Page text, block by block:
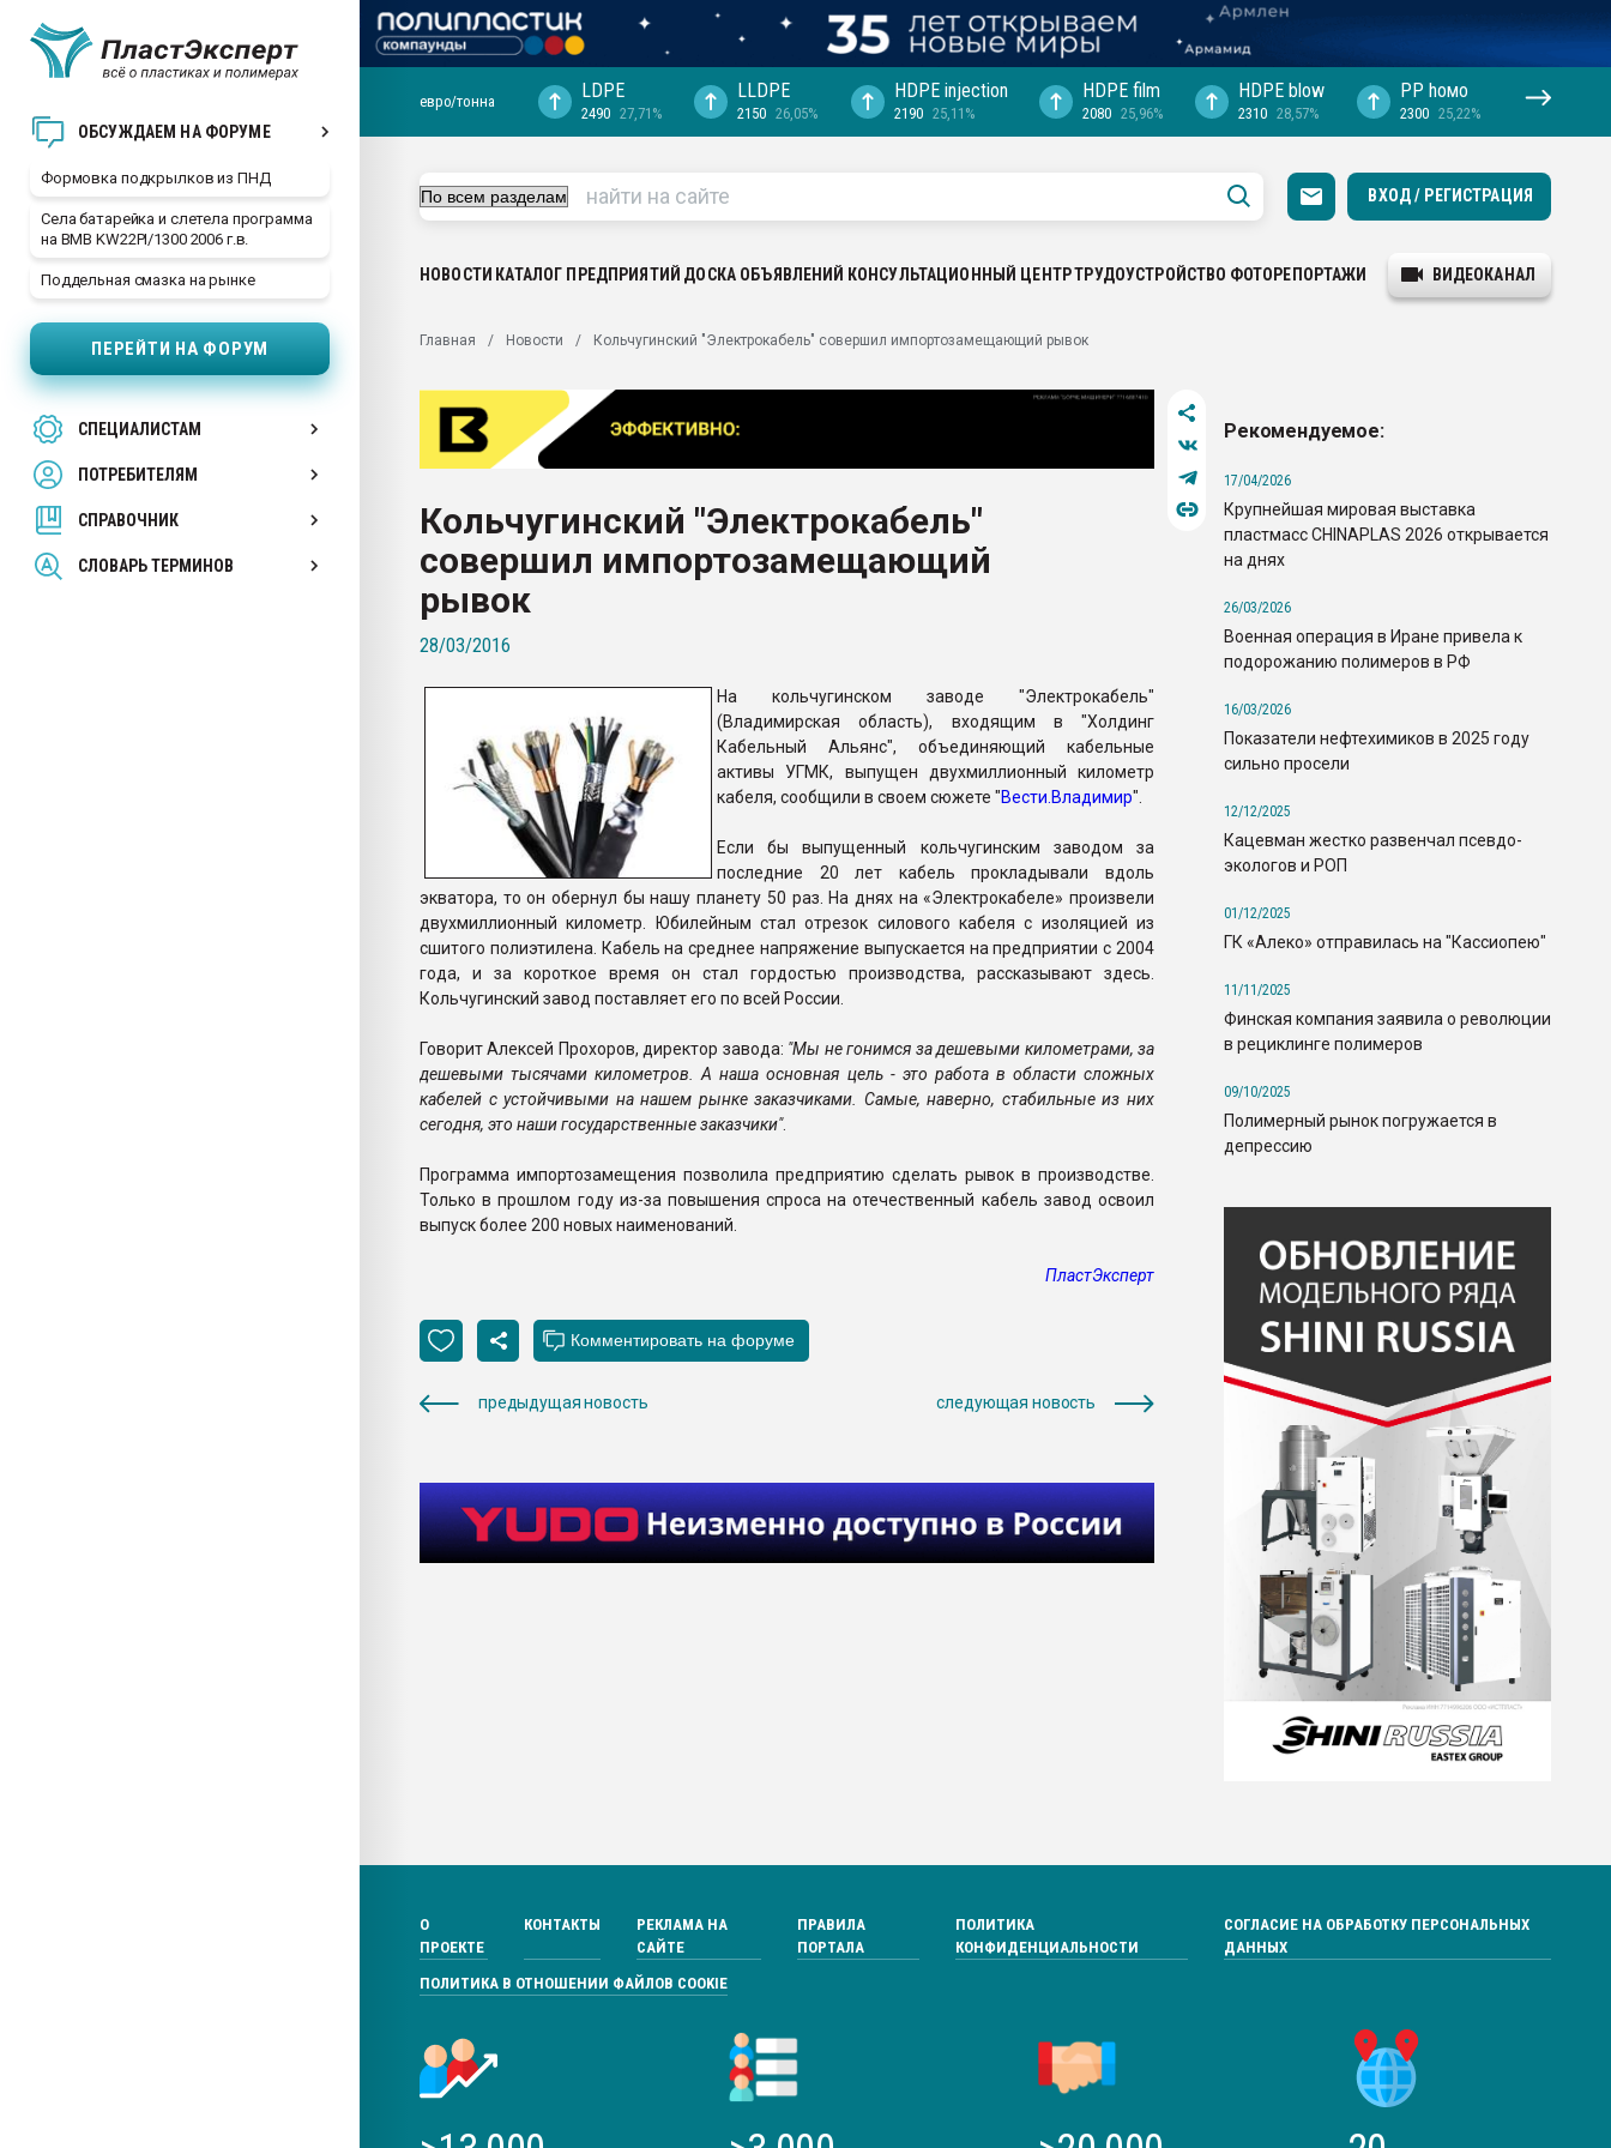
ОБСУЖДАЕМ НА ФОРУМЕ
Формовка подкрылков из ПНД
Села батарейка и слетела программа
на BMB KW22PI/1300 2006 г.в.
Поддельная смазка на рынке
ПЕРЕЙТИ НА ФОРУМ
СПЕЦИАЛИСТАМ
ПОТРЕБИТЕЛЯМ
СПРАВОЧНИК
СЛОВАРЬ ТЕРМИНОВ
29.07.2026 ФРП помог "Ижевскому
Вакуум-формовочные машины:
28.07.2026 Автоматизация выходит на
первый план в переработке
пластмасс
ситуацией на строительном рынке
Всё, что касается выдува ПЭТ
бутылок
ПЕРЕЙТИ НА ФОРУМ
евро/тонна LDPE
2490 27,71%
LLDPE
2150 26,05%
HDPE injection
2190 25,11%
HDPE film
2080 25,96%
HDPE blow
2310 28,57%
PP hомо
2300 25,22%
ВХОД / РЕГИСТРАЦИЯ
НОВОСТИ КАТАЛОГ ПРЕДПРИЯТИЙ ДОСКА ОБЪЯВЛЕНИЙ КОНСУЛЬТАЦИОННЫЙ ЦЕНТРТРУДОУСТРОЙСТВО ФОТОРЕПОРТАЖИ ВИДЕОКАНАЛ
Главная Новости Кольчугинский "Электрокабель" совершил импортозамещающий рывок
Кольчугинский "Электрокабель"
совершил импортозамещающий
рывок
28/03/2016
На кольчугинском заводе "Электрокабель"
(Владимирская область), входящим в "Холдинг
Кабельный Альянс", объединяющий кабельные
активы УГМК, выпущен двухмиллионный километр
кабеля, сообщили в своем сюжете "Вести.Владимир".
Если бы выпущенный кольчугинским заводом за
последние 20 лет кабель прокладывали вдоль
экватора, то он обернул бы нашу планету 50 раз. На днях на «Электрокабеле» произвели
двухмиллионный километр. Юбилейным стал отрезок силового кабеля с изоляцией из
сшитого полиэтилена. Кабель на среднее напряжение выпускается на предприятии с 2004
года, и за короткое время он стал гордостью производства, рассказывают здесь.
Кольчугинский завод поставляет его по всей России.
Говорит Алексей Прохоров, директор завода: "Мы не гонимся за дешевыми километрами, за
дешевыми тысячами километров. А наша основная цель - это работа в области сложных
кабелей с устойчивыми на нашем рынке заказчиками. Самые, наверно, стабильные из них
сегодня, это наши государственные заказчики".
Программа импортозамещения позволила предприятию сделать рывок в производстве.
Только в прошлом году из-за повышения спроса на отечественный кабель завод освоил
выпуск более 200 новых наименований.
ПластЭксперт
предыдущая новость следующая новость
Рекомендуемое:
17/04/2026
Крупнейшая мировая выставка
пластмасс CHINAPLAS 2026 открывается
на днях
26/03/2026
Военная операция в Иране привела к
подорожанию полимеров в РФ
16/03/2026
Показатели нефтехимиков в 2025 году
сильно просели
12/12/2025
Кацевман жестко развенчал псевдо-
экологов и РОП
01/12/2025
ГК «Алеко» отправилась на "Кассиопею"
11/11/2025
Финская компания заявила о революции
в рециклинге полимеров
09/10/2025
Полимерный рынок погружается в
депрессию
О
ПРОЕКТЕ
КОНТАКТЫ
РЕКЛАМА НА
САЙТЕ
ПРАВИЛА
ПОРТАЛА
ПОЛИТИКА
КОНФИДЕНЦИАЛЬНОСТИ
СОГЛАСИЕ НА ОБРАБОТКУ ПЕРСОНАЛЬНЫХ
ДАННЫХ
ПОЛИТИКА В ОТНОШЕНИИ ФАЙЛОВ COOKIE